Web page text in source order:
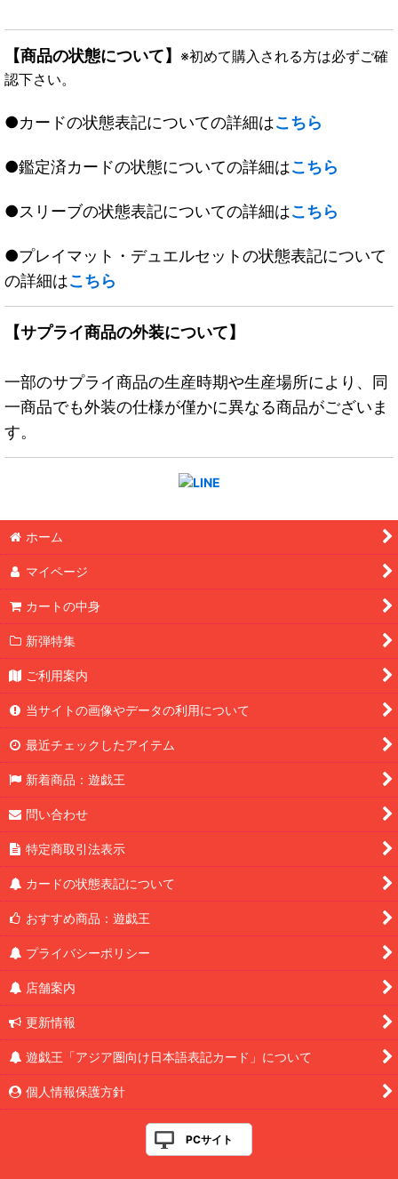
【商品の状態について】 ※初めて購入される方は必ずご確
認下さい。
●カードの状態表記についての詳細はこちら
●鑑定済カードの状態についての詳細はこちら
●スリーブの状態表記についての詳細はこちら
●プレイマット・デュエルセットの状態表記について
の詳細はこちら
【サプライ商品の外装について】
一部のサプライ商品の生産時期や生産場所により、同
一商品でも外装の仕様が僅かに異なる商品がございま
す。
ホーム
マイページ
カートの中身
新弾特集
ご利用案内
当サイトの画像やデータの利用について
最近チェックしたアイテム
新着商品：遊戯王
問い合わせ
特定商取引法表示
カードの状態表記について
おすすめ商品：遊戯王
プライバシーポリシー
店舗案内
更新情報
遊戯王「アジア圏向け日本語表記カード」について
個人情報保護方針
PCサイト